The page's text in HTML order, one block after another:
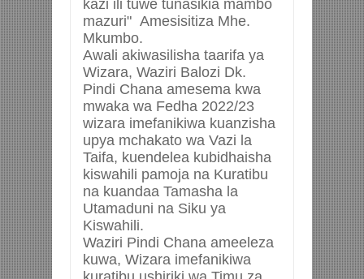
kazi ili tuwe tunasikia mambo
mazuri" Amesisitiza Mhe.
Mkumbo.
Awali akiwasilisha taarifa ya
Wizara, Waziri Balozi Dk.
Pindi Chana amesema kwa
mwaka wa Fedha 2022/23
wizara imefanikiwa kuanzisha
upya mchakato wa Vazi la
Taifa, kuendelea kubidhaisha
kiswahili pamoja na Kuratibu
na kuandaa Tamasha la
Utamaduni na Siku ya
Kiswahili.
Waziri Pindi Chana ameeleza
kuwa, Wizara imefanikiwa